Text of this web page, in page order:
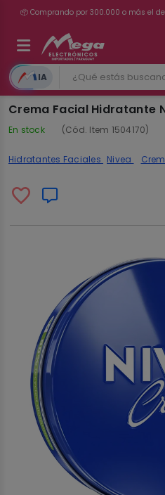
💳 ¡HASTA 24 CUOTAS SIN
IA
Crema Facial Hidratante
En stock (Cód. Item 1504170)
Hidratantes Faciales Nivea